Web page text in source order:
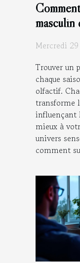
masculin
Mercredi
Trouver un
chaque
olfactif.
transforme
influençant
mieux à
univers
comment